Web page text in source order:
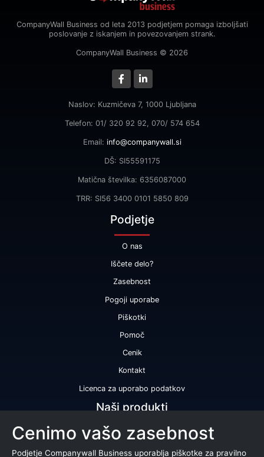
CompanyWall Business od leta 2013 podjetjem pomaga izboljšati
poslovanje z iskanjem in povezovanjem strank.
CompanyWall Business © 2026
Naslov: Kuzmičeva 7, 1000 Ljubljana
Telefon: 01/ 320 92 92, 070/ 574 654
Email: info@companywall.si
DŠ: SI55591175
Matična številka: 6356087000
TRR: SI56 3400 0101 5850 809
Podjetje
O nas
Iščete delo?
Zasebnost
Pogoji uporabe
Piškotki
Pomoč
Cenik
Kontakt
Licenca za uporabo podatkov
Naši produkti
Bonitetna ocena
Bonitetno poročilo
Cenimo vašo zasebnost
Podjetje Companywall Business uporablja piškotke za pravilno